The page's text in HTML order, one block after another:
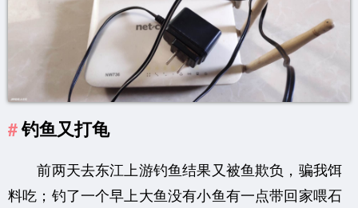
钓鱼又打龟
前两天去东江上游钓鱼结果又被鱼欺负，骗我饵
料吃；钓了一个早上大鱼没有小鱼有一点带回家喂石